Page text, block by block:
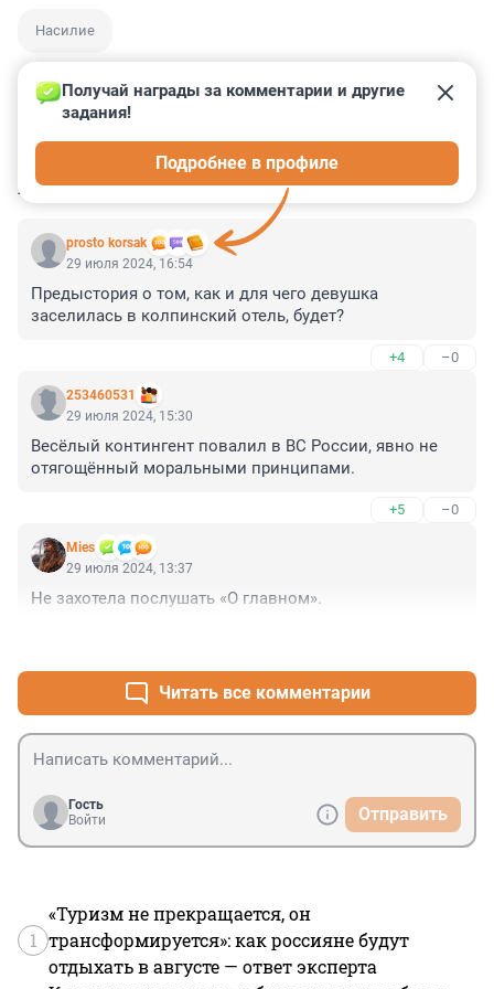
Насилие
КОММЕНТАРИИ 8
prosto korsak
Получай награды за комментарии и другие
задания!
Подробнее в профиле
29 июля 2024, 16:54
Предыстория о том, как и для чего девушка
заселилась в колпинский отель, будет?
+4 –0
253460531
29 июля 2024, 15:30
Весёлый контингент повалил в ВС России, явно не
отягощённый моральными принципами.
+5 –0
Mies
29 июля 2024, 13:37
Не захотела послушать «О главном».
Читать все комментарии
Гость
Войти
Отправить
1
«Туризм не прекращается, он
трансформируется»: как россияне будут
отдыхать в августе — ответ эксперта